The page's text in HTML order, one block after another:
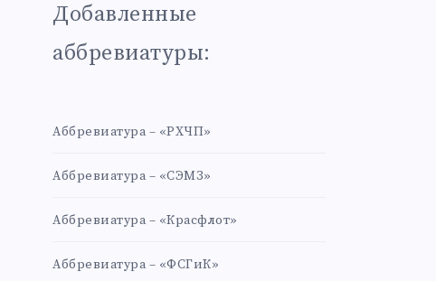
Добавленные
аббревиатуры:
Аббревиатура – «РХЧП»
Аббревиатура – «СЭМЗ»
Аббревиатура – «Красфлот»
Аббревиатура – «ФСГиК»